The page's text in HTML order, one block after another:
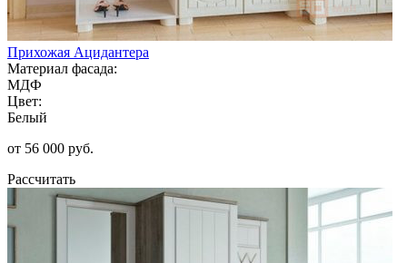
Прихожая Ацидантера
Материал фасада:
МДФ
Цвет:
Белый
от 56 000 руб.
Рассчитать